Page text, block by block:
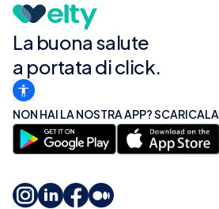
La buona salute
a portata di click.
NON HAI LA NOSTRA APP? SCARICALA